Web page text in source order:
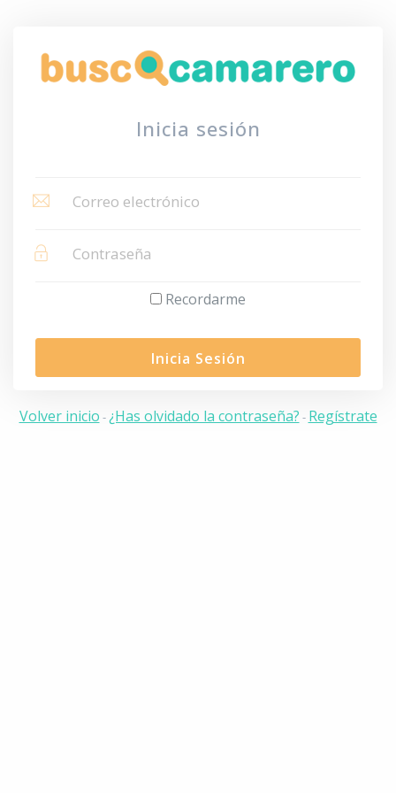
Inicia sesión
Recordarme
Inicia Sesión
Volver inicio -¿Has olvidado la contraseña? - Regístrate